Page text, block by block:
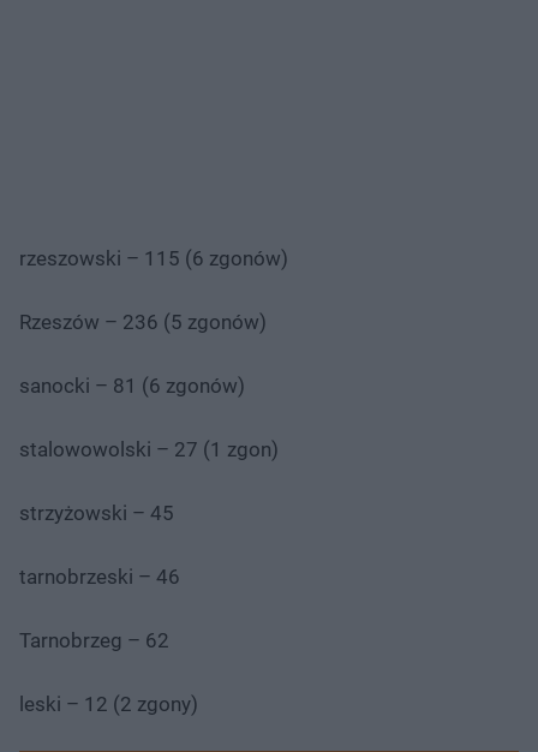
rzeszowski – 115 (6 zgonów)
Rzeszów – 236 (5 zgonów)
sanocki – 81 (6 zgonów)
stalowowolski – 27 (1 zgon)
strzyżowski – 45
tarnobrzeski – 46
Tarnobrzeg – 62
leski – 12 (2 zgony)